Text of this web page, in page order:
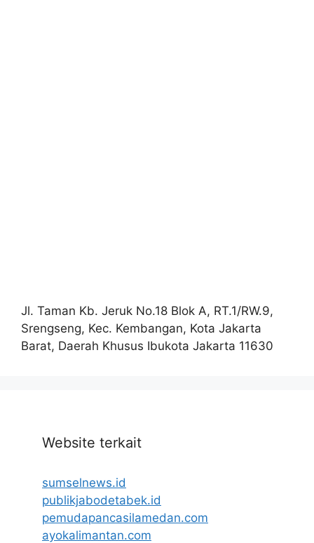
Jl. Taman Kb. Jeruk No.18 Blok A, RT.1/RW.9,
Srengseng, Kec. Kembangan, Kota Jakarta
Barat, Daerah Khusus Ibukota Jakarta 11630
Website terkait
sumselnews.id
publikjabodetabek.id
pemudapancasilamedan.com
ayokalimantan.com